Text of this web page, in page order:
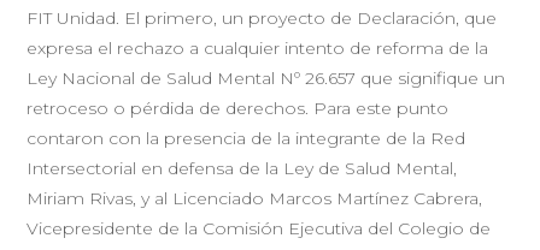
FIT Unidad. El primero, un proyecto de Declaración, que
expresa el rechazo a cualquier intento de reforma de la
Ley Nacional de Salud Mental Nº 26.657 que signifique un
retroceso o pérdida de derechos. Para este punto
contaron con la presencia de la integrante de la Red
Intersectorial en defensa de la Ley de Salud Mental,
Miriam Rivas, y al Licenciado Marcos Martínez Cabrera,
Vicepresidente de la Comisión Ejecutiva del Colegio de